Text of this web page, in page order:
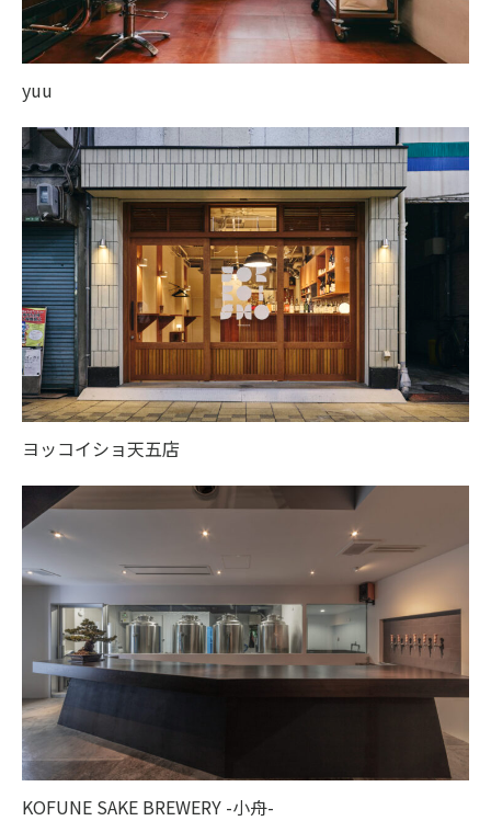
yuu
ヨッコイショ天五店
KOFUNE SAKE BREWERY -小舟-